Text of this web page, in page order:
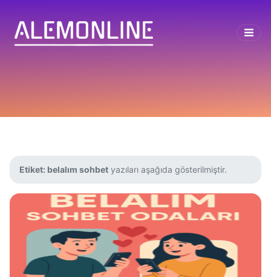
Etiket: belalım sohbet yazıları aşağıda gösterilmiştir.